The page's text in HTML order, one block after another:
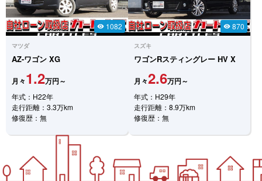
visibility 1082
マツダ
AZ-ワゴン XG
月々1.2万円～
年式：H22年
走行距離：3.3万km
修復歴：無
visibility 870
スズキ
ワゴンRスティングレー HV X
月々2.6万円～
年式：H29年
走行距離：8.9万km
修復歴：無